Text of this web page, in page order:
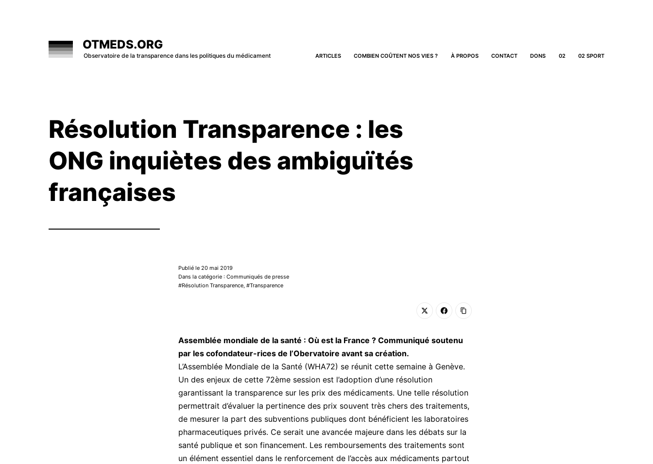
OTMEDS.ORG
Observatoire de la transparence dans les politiques du médicament ARTICLES COMBIEN COÛTENT NOS VIES ? À PROPOS CONTACT DONS 02 02 SPORT
Résolution Transparence : les
ONG inquiètes des ambiguïtés
françaises
Publié le 20 mai 2019
Dans la catégorie : Communiqués de presse
Résolution Transparence
Transparence
Assemblée mondiale de la santé : Où est la France ? Communiqué soutenu
par les cofondateur-rices de l’Obervatoire avant sa création.
L’Assemblée Mondiale de la Santé (WHA72) se réunit cette semaine à Genève.
Un des enjeux de cette 72ème session est l’adoption d’une résolution
garantissant la transparence sur les prix des médicaments. Une telle résolution
permettrait d’évaluer la pertinence des prix souvent très chers des traitements,
de mesurer la part des subventions publiques dont bénéficient les laboratoires
pharmaceutiques privés. Ce serait une avancée majeure dans les débats sur la
santé publique et son financement. Les remboursements des traitements sont
un élément essentiel dans le renforcement de l’accès aux médicaments partout